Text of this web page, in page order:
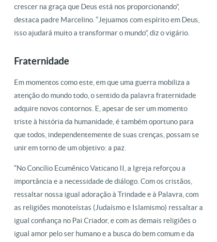
crescer na graça que Deus está nos proporcionando”,
destaca padre Marcelino. “Jejuamos com espírito em Deus,
isso ajudará muito a transformar o mundo”, diz o vigário.
Fraternidade
Em momentos como este, em que uma guerra mobiliza a
atenção do mundo todo, o sentido da palavra fraternidade
adquire novos contornos. E, apesar de ser um momento
triste à história da humanidade, é também oportuno para
que todos, independentemente de suas crenças, possam se
unir em torno de um objetivo: a paz.
“No Concílio Ecumênico Vaticano II, a Igreja reforçou a
importância e a necessidade de diálogo. Com os cristãos,
ressaltar nossa igual adoração à Trindade e à Palavra, com
as religiões monoteístas (Judaísmo e Islamismo) ressaltar a
igual confiança no Pai Criador, e com as demais religiões o
igual amor pelo ser humano e a busca do bem comum e da